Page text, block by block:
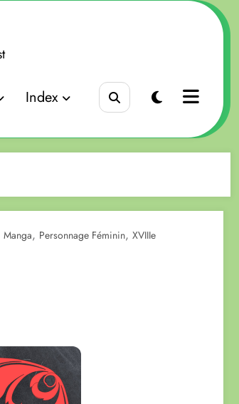
Index
Manga, Personnage Féminin, XVIIIe